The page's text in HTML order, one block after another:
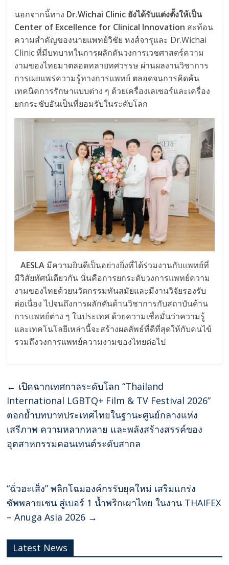
นอกจากนี้ทาง Dr.Wichai Clinic ยังได้รับแต่งตั้งให้เป็น
Center of Excellence for Clinical Innovation สะท้อน
ความสำคัญของนายแพทย์วิชัย หงส์จารุและ Dr.Wichai
Clinic ที่มีบทบาทในการผลักดันวงการเวชศาสตร์ความ
งามของไทยมาตลอดทลายทศวรรษ ผ่านผลงานวิชาการ
การเผยแพร่ความรู้ทางการแพทย์ ตลอดจนการคิดค้น
เทคนิคการรักษาแบบต่าง ๆ ด้วยเครื่องเลเซอร์และเครื่อง
ยกกระชับอันเป็นที่ยอมรับในระดับโลก
AESLA มีความยินดีเป็นอย่างยิ่งที่ได้ร่วมงานกับแพทย์ที่
มีวิสัยทัศน์เดียวกัน นั่นคือการยกระดับวงการแพทย์ความ
งามของไทยด้วยนวัตกรรมทันสมัยและมีงานวิจัยรองรับ
ต่อเนื่อง ไปจนถึงการผลักดันด้านวิชาการกับสถาบันด้าน
การแพทย์ต่าง ๆ ในประเทศ ด้วยความเชื่อมั่นว่าความรู้
และเทคโนโลยีเหล่านี้จะสร้างผลลัพธ์ที่ดีที่สุดให้กับคนไข้
รวมถึงวงการแพทย์ความงามของไทยต่อไป
← เปิดฉากเทศกาลระดับโลก “Thailand
International LGBTQ+ Film & TV Festival 2026”
ตอกย้ำบทบาทประเทศไทยในฐานะศูนย์กลางแห่ง
เสรีภาพ ความหลากหลาย และพลังสร้างสรรค์ของ
อุตสาหกรรมคอนเทนต์ระดับสากล
“ฉั่วฮะเส็ง” พลิกโฉมองค์กรรับยุคใหม่ เสริมแกร่ง
ซัพพลายเชน สู่เบอร์ 1 น้ำพริกเผาไทย ในงาน THAIFEX
– Anuga Asia 2026 →
Latest News